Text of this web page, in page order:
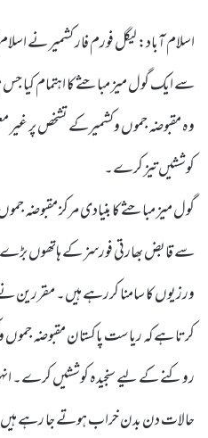
اسلام آباد: لیگل فورم فار کشمیر نے
سے ایک گول میز مباحثے کا اہتمام کیا جس
وہ مقبوضہ جموں وکشمیرکے تشخص پر غیر
کوششیں تیز کرے۔
گول میز مباحثے کا بنیادی مرکز مقبوضہ
سے قابض بھارتی فورسز کے ہاتھوں بڑے
ورزیوں کا سامنا کررہے ہیں۔ مقررین نے
کرتا ہے کہ ریاست پاکستان مقبوضہ جموں
روکنے کے لیے سنجیدہ کوششیں کرے۔
حالات دن بدن خراب ہوتے جا رہے